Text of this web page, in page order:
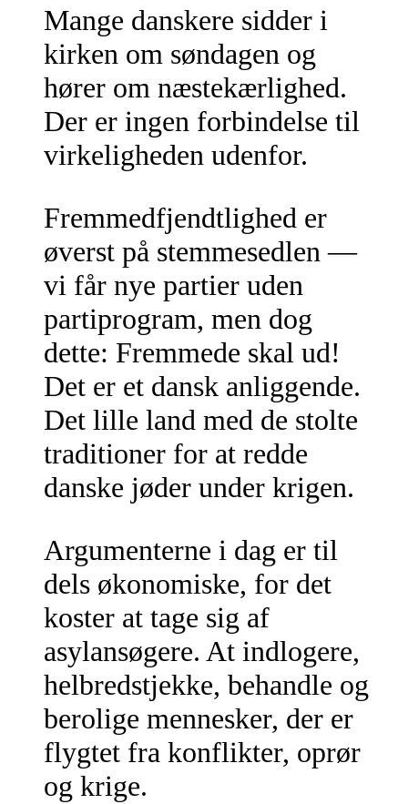
Mange danskere sidder i
kirken om søndagen og
hører om næstekærlighed.
Der er ingen forbindelse til
virkeligheden udenfor.
Fremmedfjendtlighed er
øverst på stemmesedlen —
vi får nye partier uden
partiprogram, men dog
dette: Fremmede skal ud!
Det er et dansk anliggende.
Det lille land med de stolte
traditioner for at redde
danske jøder under krigen.
Argumenterne i dag er til
dels økonomiske, for det
koster at tage sig af
asylansøgere. At indlogere,
helbredstjekke, behandle og
berolige mennesker, der er
flygtet fra konflikter, oprør
og krige.